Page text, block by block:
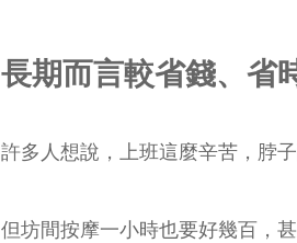
長期而言較省錢、省
許多人想說，上班這麼辛苦，脖
但坊間按摩一小時也要好幾百，